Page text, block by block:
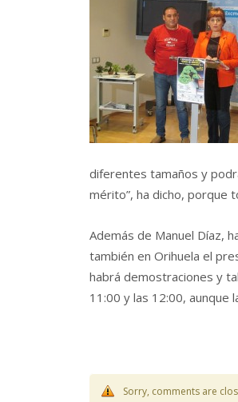
diferentes tamaños y
mérito”, ha dicho, porque
Además de Manuel Díaz,
también en Orihuela el
habrá demostraciones y
11:00 y las 12:00, aunque
Sorry, comments are